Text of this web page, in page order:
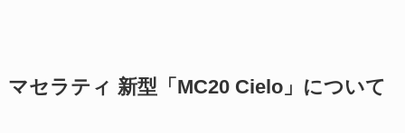
マセラティ 新型「MC20 Cielo」について